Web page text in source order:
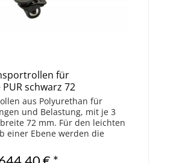
für
schwarz 72
aus Polyurethan für
und Belastung, mit je 3
72 mm. Für den leichten
einer Ebene werden die